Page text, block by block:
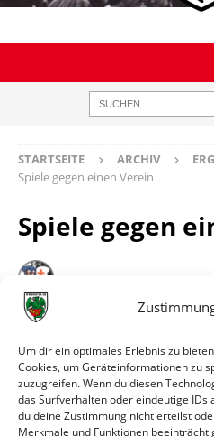
Um dir ein optimales Erlebnis zu
Cookies, um Geräteinformationen zu
zuzugreifen. Wenn du diesen
das Surfverhalten oder eindeutige
du deine Zustimmung nicht erteilst
Merkmale und Funktionen
STARTSEITE ARCHIV
Spiele gegen einen Verein
Spiele gegen
Hessen Hersfeld
Bilanz
1 Spiele / 1 Siege / 0
Datum
Paarung
02.08.1952
Hessen
Hersfeld
-